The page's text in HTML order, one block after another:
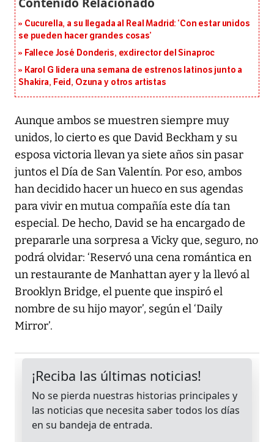
Cucurella, a su llegada al Real Madrid: ‘Con estar unidos
se pueden hacer grandes cosas’
Fallece José Donderis, exdirector del Sinaproc
Karol G lidera una semana de estrenos latinos junto a
Shakira, Feid, Ozuna y otros artistas
Aunque ambos se muestren siempre muy
unidos, lo cierto es que David Beckham y su
esposa victoria llevan ya siete años sin pasar
juntos el Día de San Valentín. Por eso, ambos
han decidido hacer un hueco en sus agendas
para vivir en mutua compañía este día tan
especial. De hecho, David se ha encargado de
prepararle una sorpresa a Vicky que, seguro, no
podrá olvidar: ‘Reservó una cena romántica en
un restaurante de Manhattan ayer y la llevó al
Brooklyn Bridge, el puente que inspiró el
nombre de su hijo mayor’, según el ‘Daily
Mirror’.